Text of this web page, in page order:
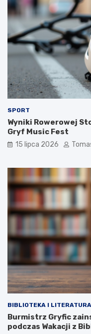
SPORT
Wyniki Rowerowej
Gryf Music Fest
15 lipca 2026
BIBLIOTEKA I LITERATURA
Burmistrz Gryfic
podczas Wakacji z